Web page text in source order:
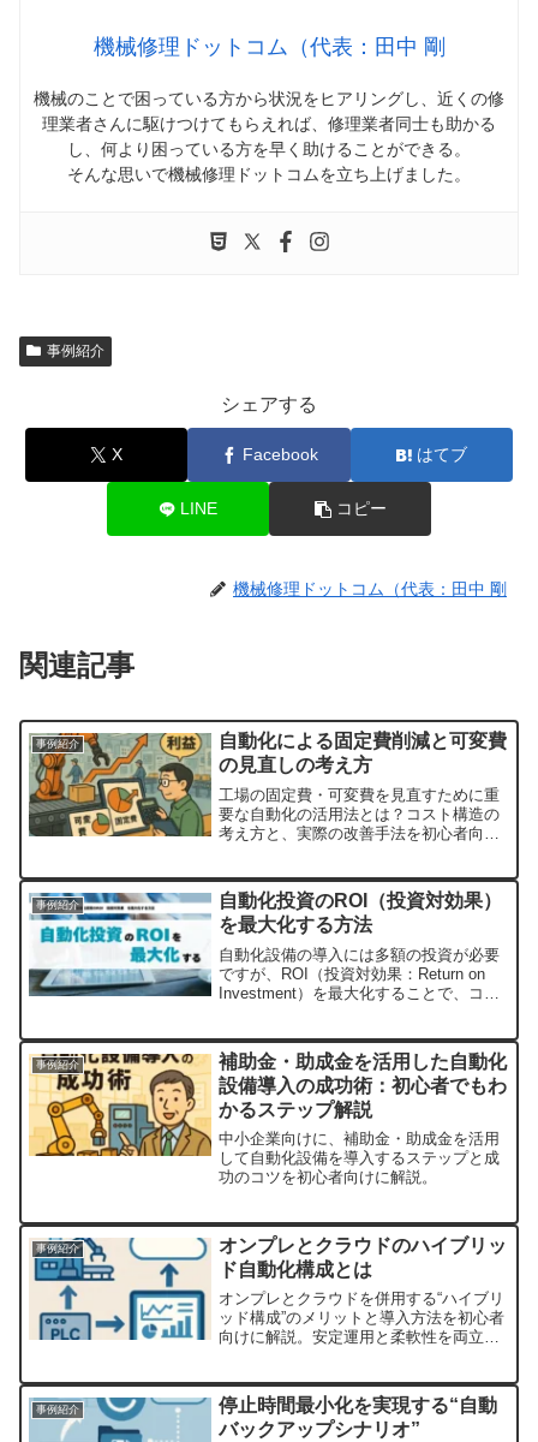
機械修理ドットコム（代表：田中 剛
機械のことで困っている方から状況をヒアリングし、近くの修
理業者さんに駆けつけてもらえれば、修理業者同士も助かる
し、何より困っている方を早く助けることができる。
そんな思いで機械修理ドットコムを立ち上げました。
事例紹介
シェアする
X Facebook はてブ
LINE コピー
機械修理ドットコム（代表：田中 剛
関連記事
事例紹介
自動化による固定費削減と可変費
の見直しの考え方
工場の固定費・可変費を見直すために重
要な自動化の活用法とは？コスト構造の
考え方と、実際の改善手法を初心者向け
事例紹介
自動化投資のROI（投資対効果）
を最大化する方法
自動化設備の導入には多額の投資が必要
ですが、ROI（投資対効果：Return on
Investment）を最大化することで、コス
を導入すればROIが向上するわけでは
あ...
事例紹介
補助金・助成金を活用した自動化
設備導入の成功術：初心者でもわ
かるステップ解説
中小企業向けに、補助金・助成金を活用
して自動化設備を導入するステップと成
功のコツを初心者向けに解説。
事例紹介
オンプレとクラウドのハイブリッ
ド自動化構成とは
オンプレとクラウドを併用する“ハイブリ
ッド構成”のメリットと導入方法を初心者
向けに解説。安定運用と柔軟性を両立す
事例紹介
停止時間最小化を実現する“自動
バックアップシナリオ”